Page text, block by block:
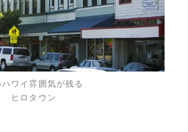
ハワイ雰囲気が残る
ヒロタウン